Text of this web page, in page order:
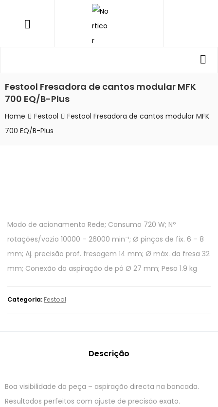
Festool Fresadora de cantos modular MFK
700 EQ/B-Plus
Home Festool
Festool Fresadora de cantos modular MFK
700 EQ/B-Plus
Modo de acionamento Rede; Consumo 720 W; Nº
rotações/vazio 10000 – 26000 min⁻¹; Ø pinças de fix. 6 – 8
mm; Aj. precisão prof. fresagem 14 mm; Ø máx. da fresa 32
mm; Conexão da aspiração de pó Ø 27 mm; Peso 1.9 kg
Categoria: Festool
Descrição
Boa visibilidade da peça – aspiração directa na bancada.
Resultados perfeitos com ajuste de precisão exato.